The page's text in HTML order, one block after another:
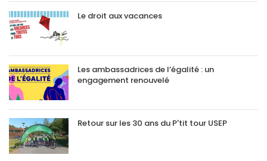
Le droit aux vacances
Les ambassadrices de l’égalité : un
engagement renouvelé
Retour sur les 30 ans du P'tit tour USEP